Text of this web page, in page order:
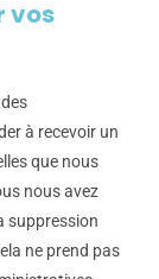
vos
à recevoir un
que nous
nous avez
suppression
ne prend pas